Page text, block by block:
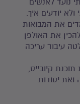
נועד לאנשים
יודעים איך.
את המבואות
את האולפן
עיבוד עריכה
קיובייס,
ואת יסודות